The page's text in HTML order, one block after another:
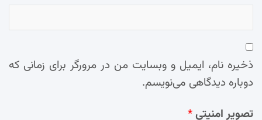
ذخیره نام، ایمیل و وبسایت من در مرورگر برای زمانی که
دوباره دیدگاهی می‌نویسم.
تصویر امنیتی*